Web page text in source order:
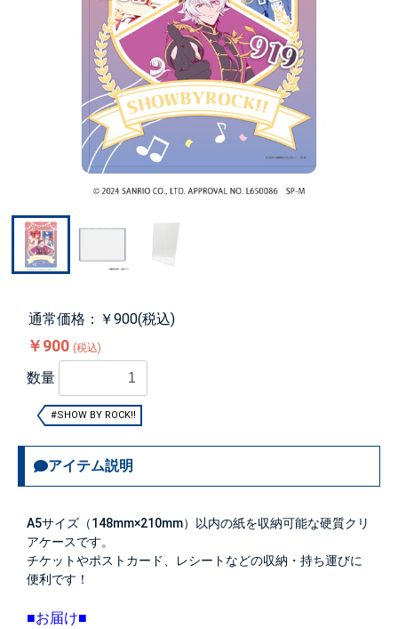
通常価格：￥900(税込)
￥900 (税込)
数量
#SHOW BY ROCK!!
アイテム説明
A5サイズ（148mm×210mm）以内の紙を収納可能な硬質クリ
アケースです。
チケットやポストカード、レシートなどの収納・持ち運びに
便利です！
■お届け■